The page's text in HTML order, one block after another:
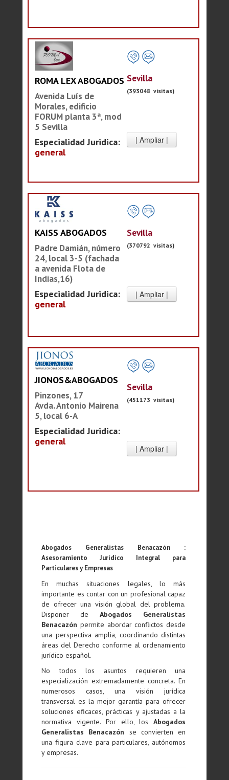
ROMA LEX ABOGADOS
Avenida Luís de
Morales, edificio
FORUM planta 3ª, mod
5 Sevilla
Especialidad Juridica:
general
Sevilla
(393048 visitas)
KAISS ABOGADOS
Padre Damián, número
24, local 3-5 (fachada
a avenida Flota de
Indias,16)
Especialidad Juridica:
general
Sevilla
(370792 visitas)
JIONOS&ABOGADOS
Pinzones, 17
Avda. Antonio Mairena
5, local 6-A
Especialidad Juridica:
general
Sevilla
(451173 visitas)
Abogados Generalistas Benacazón :
Asesoramiento Jurídico Integral para
Particulares y Empresas
En muchas situaciones legales, lo más
importante es contar con un profesional capaz
de ofrecer una visión global del problema.
Disponer deAbogados Generalistas
Benacazón permite abordar conflictos desde
una perspectiva amplia, coordinando distintas
áreas del Derecho conforme al ordenamiento
jurídico español.
No todos los asuntos requieren una
especialización extremadamente concreta. En
numerosos casos, una visión jurídica
transversal es la mejor garantía para ofrecer
soluciones eficaces, prácticas y ajustadas a la
normativa vigente. Por ello, losAbogados
Generalistas Benacazón se convierten en
una figura clave para particulares, autónomos
y empresas.